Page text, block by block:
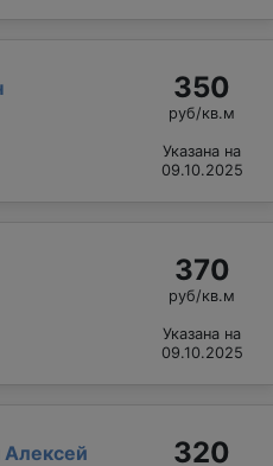
350
руб/кв.м
Указана на
09.10.2025
370
руб/кв.м
Указана на
09.10.2025
Алексей
320